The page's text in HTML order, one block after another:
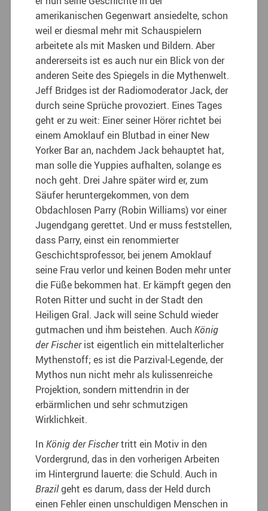
amerikanischen Gegenwart ansiedelte, schon
weil er diesmal mehr mit Schauspielern
arbeitete als mit Masken und Bildern. Aber
andererseits ist es auch nur ein Blick von der
anderen Seite des Spiegels in die Mythenwelt.
Jeff Bridges ist der Radiomoderator Jack, der
durch seine Sprüche provoziert. Eines Tages
geht er zu weit: Einer seiner Hörer richtet bei
einem Amoklauf ein Blutbad in einer New
Yorker Bar an, nachdem Jack behauptet hat,
man solle die Yuppies aufhalten, solange es
noch geht. Drei Jahre später wird er, zum
Säufer heruntergekommen, von dem
Obdachlosen Parry (Robin Williams) vor einer
Jugendgang gerettet. Und er muss feststellen,
dass Parry, einst ein renommierter
Geschichtsprofessor, bei jenem Amoklauf
seine Frau verlor und keinen Boden mehr unter
die Füße bekommen hat. Er kämpft gegen den
Roten Ritter und sucht in der Stadt den
Heiligen Gral. Jack will seine Schuld wieder
gutmachen und ihm beistehen. AuchKönig
der Fischerist eigentlich ein mittelalterlicher
Mythenstoff; es ist die Parzival-Legende, der
Mythos nun nicht mehr als kulissenreiche
Projektion, sondern mittendrin in der
erbärmlichen und sehr schmutzigen
Wirklichkeit.
InKönig der Fischertritt ein Motiv in den
Vordergrund, das in den vorherigen Arbeiten
im Hintergrund lauerte: die Schuld. Auch in
Brazilgeht es darum, dass der Held durch
einen Fehler einen unschuldigen Menschen in